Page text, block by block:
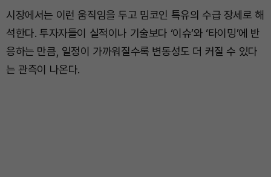
시장에서는 이런 움직임을 두고 밈코인 특유의 수급 장세로 해
석한다. 투자자들이 실적이나 기술보다 ‘이슈’와 ‘타이밍’에 반
응하는 만큼, 일정이 가까워질수록 변동성도 더 커질 수 있다
는 관측이 나온다.